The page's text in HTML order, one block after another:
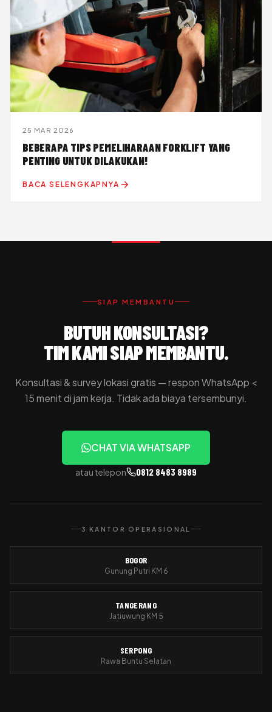
25 MAR 2026
BEBERAPA TIPS PEMELIHARAAN FORKLIFT YANG
PENTING UNTUK DILAKUKAN!
BACA SELENGKAPNYA
SIAP MEMBANTU
BUTUH KONSULTASI?
TIM KAMI SIAP MEMBANTU.
Konsultasi & survey lokasi gratis — respon WhatsApp <
15 menit di jam kerja. Tidak ada biaya tersembunyi.
CHAT VIA WHATSAPP
atau telepon 0812 8483 8989
3 KANTOR OPERASIONAL
BOGOR
Gunung Putri KM 6
TANGERANG
Jatiuwung KM 5
SERPONG
Rawa Buntu Selatan